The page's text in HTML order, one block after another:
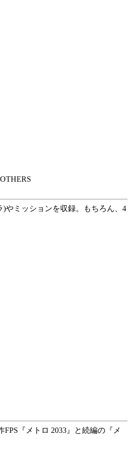
)やミッションを収録。もちろん、4
『メトロ 2033』と続編の『メ